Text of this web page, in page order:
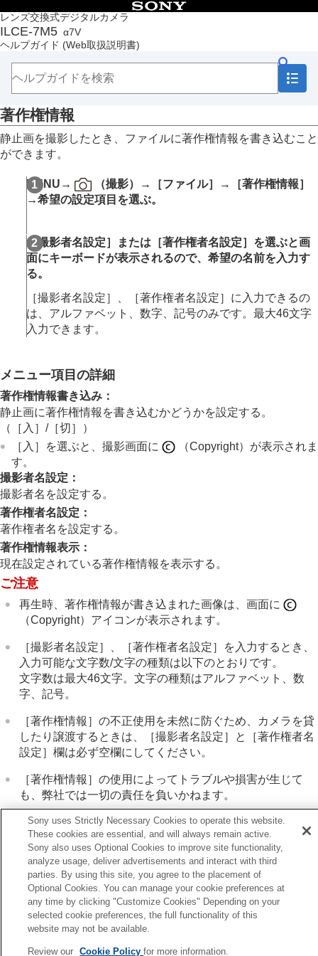
レンズ交換式デジタルカメラ
ILCE-7M5 α7V
ヘルプガイド (Web取扱説明書)
目次
トップページ
ヘルプガイドの使いかた
本体と付属品を確認する
本機の基本操作
準備/基本的な撮影
MENU一覧から機能を探す
撮影機能を活用する
再生する
カメラの設定を変更する
ファイル/フォルダー設定
記録フォルダー選択
ファイル設定
IPTC情報
著作権情報
シリアル番号書き込み
ファインダー/モニターの設定
USB設定
外部出力設定
一般設定
スマートフォンでできること
パソコンでできること
クラウドサービスを利用する
資料
故障かな？と思ったら
著作権情報
静止画を撮影したとき、ファイルに著作権情報を書き込むこと
ができます。
MENU → （撮影）→ ［ファイル］ →
［著作権情報］
→希望の設定項目を選ぶ。
［撮影者名設定］ または ［著作権者名設定］ を選ぶと画
面にキーボードが表示されるので、希望の名前を入力す
る。
［撮影者名設定］
［著作権者名設定］ に入力できるの
は、アルファベット、数字、記号のみです。最大46文字
入力できます。
メニュー項目の詳細
著作権情報書き込み ：
静止画に著作権情報を書き込むかどうかを設定する。
（
［入］ /［切］
）
［入］
を選ぶと、撮影画面に
（Copyright）が表示されま
す。
撮影者名設定 ：
撮影者名を設定する。
著作権者名設定：
著作権者名を設定する。
著作権情報表示：
現在設定されている著作権情報を表示する。
ご注意
再生時、著作権情報が書き込まれた画像は、画面に
（Copyright）アイコンが表示されます。
［撮影者名設定］ ［著作権者名設定］ を入力するとき、
入力可能な文字数/文字の種類は以下のとおりです。
文字数は最大46文字。文字の種類はアルファベット、数
字、記号。
［著作権情報］の不正使用を未然に防ぐため、カメラを貸
したり譲渡するときは、
［撮影者名設定］ と
［著作権者名
設定］欄は必ず空欄にしてください。
［著作権情報］の使用によってトラブルや損害が生じて
も、弊社では一切の責任を負いかねます。
関連項目
キーボード画面
情報
次へ
Sony uses Strictly Necessary Cookies to operate this website.
These cookies are essential, and will always remain active.
Sony also uses Optional Cookies to improve site functionality,
analyze usage, deliver advertisements and interact with third
parties. By using this site, you agree to the placement of
Optional Cookies. You can manage your cookie preferences at
any time by clicking "Customize Cookies" Depending on your
selected cookie preferences, the full functionality of this
website may not be available.
Review our Cookie Policyfor more information.